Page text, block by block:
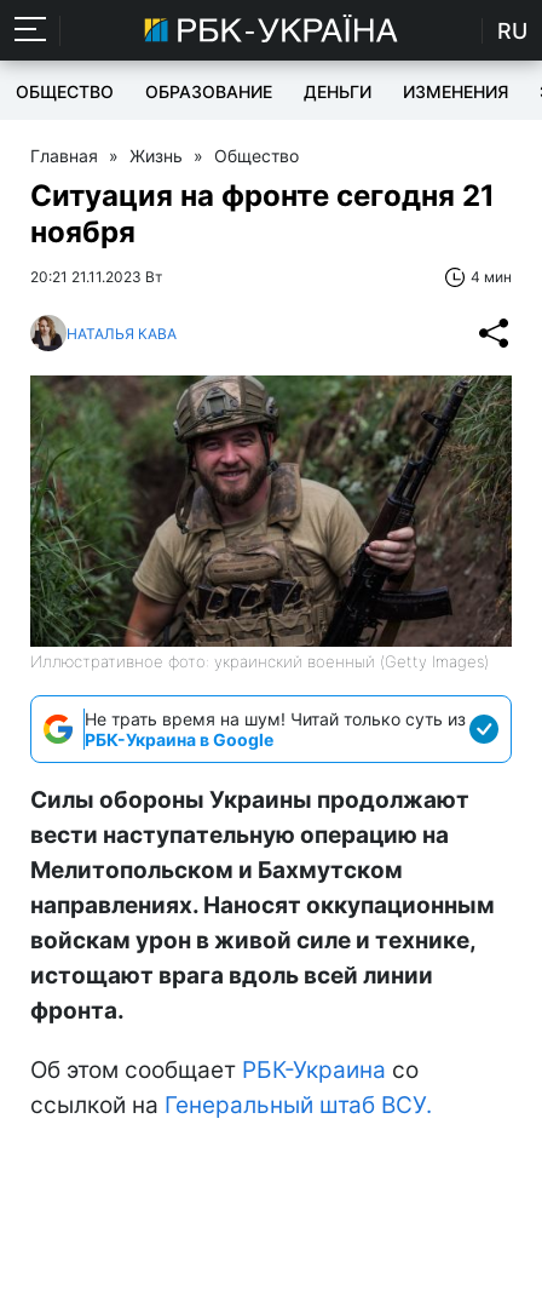
RU
ОБЩЕСТВО ОБРАЗОВАНИЕ ДЕНЬГИ ИЗМЕНЕНИЯ
Главная » Жизнь » Общество
Ситуация на фронте сегодня 21
ноября
20:21 21.11.2023 Вт 4 мин
НАТАЛЬЯ КАВА
Иллюстративное фото: украинский военный (Getty Images)
Не трать время на шум! Читай только суть из
РБК-Украина в Google
Силы обороны Украины продолжают
вести наступательную операцию на
Мелитопольском и Бахмутском
направлениях. Наносят оккупационным
войскам урон в живой силе и технике,
истощают врага вдоль всей линии
фронта.
Об этом сообщает РБК-Украина со
ссылкой на Генеральный штаб ВСУ.